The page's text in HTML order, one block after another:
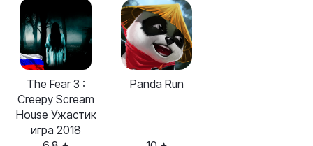
The Fear 3 :
Creepy Scream
House Ужастик
игра 2018
Panda Run